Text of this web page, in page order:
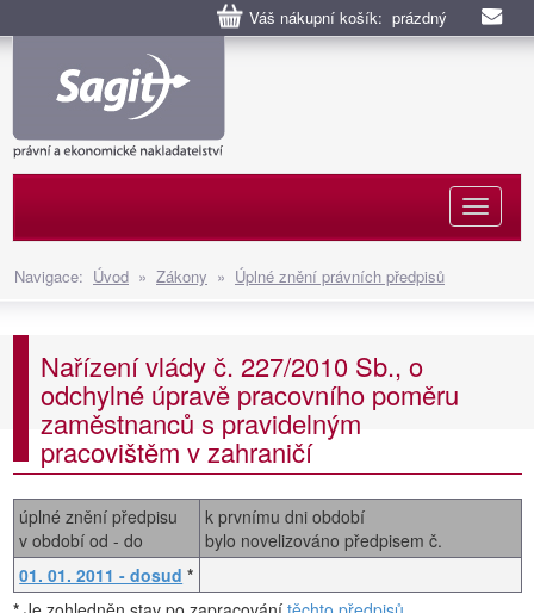
Váš nákupní košík: prázdný
Navigace: Úvod » Zákony » Úplné znění právních předpisů
Nařízení vlády č. 227/2010 Sb., o
odchylné úpravě pracovního poměru
zaměstnanců s pravidelným
pracovištěm v zahraničí
úplné znění předpisu
v období od - do
k prvnímu dni období
bylo novelizováno předpisem č.
01. 01. 2011 - dosud *